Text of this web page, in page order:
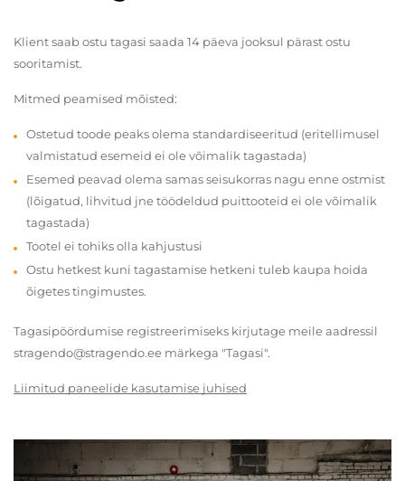
Klient saab ostu tagasi saada 14 päeva jooksul pärast ostu
sooritamist.
Mitmed peamised mõisted:
Ostetud toode peaks olema standardiseeritud (eritellimusel
valmistatud esemeid ei ole võimalik tagastada)
Esemed peavad olema samas seisukorras nagu enne ostmist
(lõigatud, lihvitud jne töödeldud puittooteid ei ole võimalik
tagastada)
Tootel ei tohiks olla kahjustusi
Ostu hetkest kuni tagastamise hetkeni tuleb kaupa hoida
õigetes tingimustes.
Tagasipöördumise registreerimiseks kirjutage meile aadressil
stragendo@stragendo.ee märkega "Tagasi".
Liimitud paneelide kasutamise juhised